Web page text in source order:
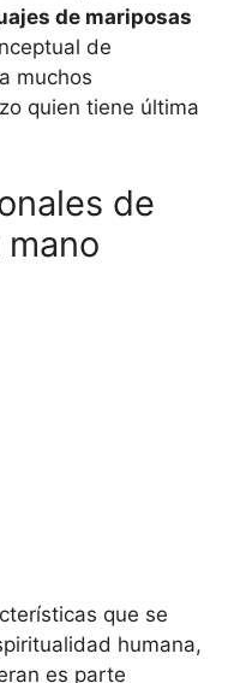
de mariposas
de
muchos
quien tiene última
de
que se
humana,
es parte